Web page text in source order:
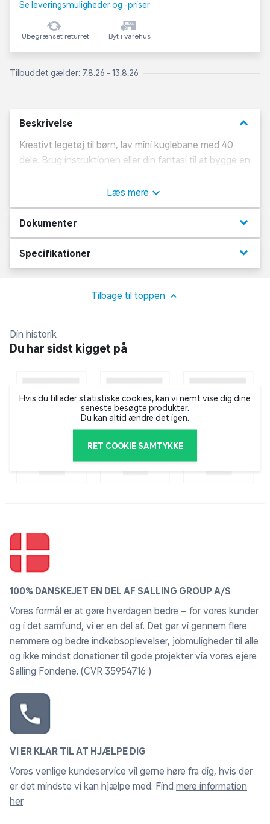
Se leveringsmuligheder og -priser
Ubegrænset returret Byt i varehus
Tilbuddet gælder: 7.8.26 - 13.8.26
Beskrivelse keyboard_arrow_down
Kreativt legetøj til børn, lav mini kuglebane med 40
dele. Brug instruktionen eller din fantasi til at bygge en
sving, 15 tuber, 3 holdere, 7 kugler og instruktionsark.
Læs mere
Dokumenter keyboard_arrow_down
Specifikationer keyboard_arrow_down
Tilbage til toppen
Din historik
Du har sidst kigget på
Hvis du tillader statistiske cookies, kan vi nemt vise dig dine
seneste besøgte produkter.
Du kan altid ændre det igen.
RET COOKIE SAMTYKKE
100% DANSKEJET EN DEL AF SALLING GROUP A/S
Vores formål er at gøre hverdagen bedre – for vores kunder
og i det samfund, vi er en del af. Det gør vi gennem flere
nemmere og bedre indkøbsoplevelser, jobmuligheder til alle
og ikke mindst donationer til gode projekter via vores ejere
Salling Fondene. (CVR 35954716 )
VI ER KLAR TIL AT HJÆLPE DIG
Vores venlige kundeservice vil gerne høre fra dig, hvis der
er det mindste vi kan hjælpe med. Find mere information
her.